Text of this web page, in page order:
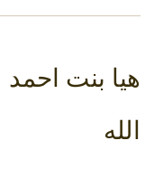
هيا بنت
الله